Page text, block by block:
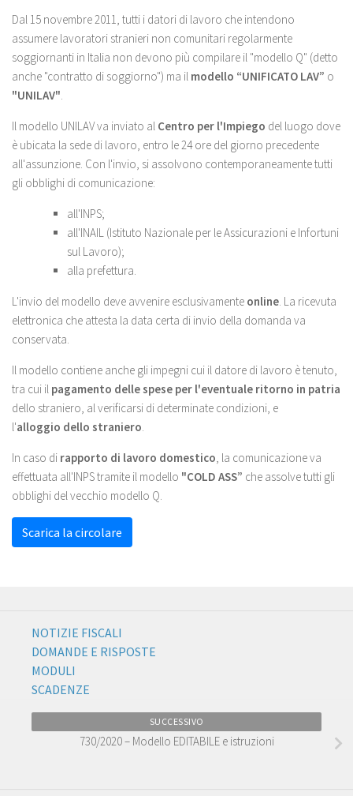
Dal 15 novembre 2011, tutti i datori di lavoro che intendono
assumere lavoratori stranieri non comunitari regolarmente
soggiornanti in Italia non devono più compilare il "modello Q" (detto
anche "contratto di soggiorno") ma il modello “UNIFICATO LAV” o
"UNILAV".
Il modello UNILAV va inviato al Centro per l'Impiego del luogo dove
è ubicata la sede di lavoro, entro le 24 ore del giorno precedente
all'assunzione. Con l'invio, si assolvono contemporaneamente tutti
gli obblighi di comunicazione:
all'INPS;
all'INAIL (Istituto Nazionale per le Assicurazioni e Infortuni
sul Lavoro);
alla prefettura.
L'invio del modello deve avvenire esclusivamente online. La ricevuta
elettronica che attesta la data certa di invio della domanda va
conservata.
Il modello contiene anche gli impegni cui il datore di lavoro è tenuto,
tra cui il pagamento delle spese per l'eventuale ritorno in patria
dello straniero, al verificarsi di determinate condizioni, e
l'alloggio dello straniero.
In caso di rapporto di lavoro domestico, la comunicazione va
effettuata all'INPS tramite il modello "COLD ASS” che assolve tutti gli
obblighi del vecchio modello Q.
Scarica la circolare
NOTIZIE FISCALI
DOMANDE E RISPOSTE
MODULI
SCADENZE
SUCCESSIVO
730/2020 – Modello EDITABILE e istruzioni